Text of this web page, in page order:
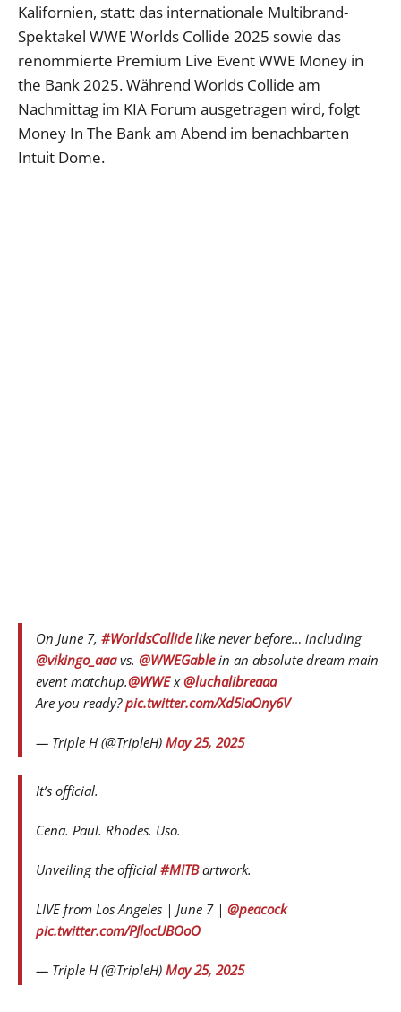
Kalifornien, statt: das internationale Multibrand-
Spektakel WWE Worlds Collide 2025 sowie das
renommierte Premium Live Event WWE Money in
the Bank 2025. Während Worlds Collide am
Nachmittag im KIA Forum ausgetragen wird, folgt
Money In The Bank am Abend im benachbarten
Intuit Dome.
On June 7, #WorldsCollidelike never before… including
@vikingo_aaavs. @WWEGablein an absolute dream main
event matchup.@WWEx@luchalibreaaa
Are you ready?pic.twitter.com/Xd5iaOny6V
— Triple H (@TripleH) May 25, 2025
It’s official.
Cena. Paul. Rhodes. Uso.
Unveiling the official #MITBartwork.
LIVE from Los Angeles | June 7 | @peacock
pic.twitter.com/PJlocUBOoO
— Triple H (@TripleH) May 25, 2025